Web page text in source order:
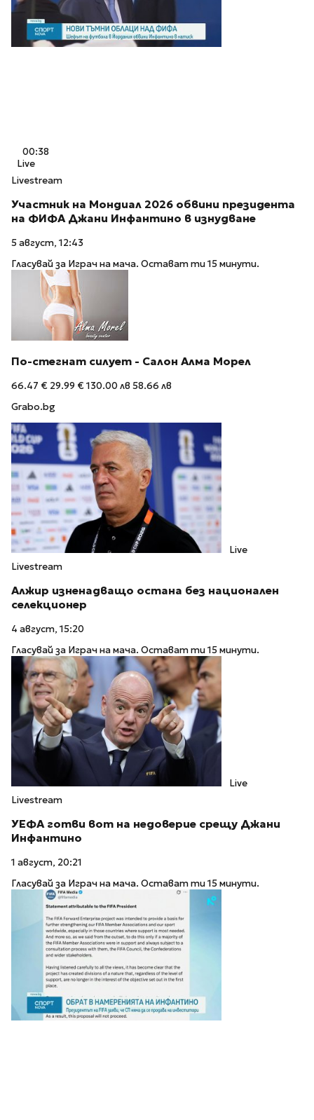
00:38
Live
Livestream
Участник на Мондиал 2026 обвини президента
на ФИФА Джани Инфантино в изнудване
5 август, 12:43
Гласувай за Играч на мача. Остават ти 15 минути.
По-стегнат силует - Салон Алма Морел
66.47 € 29.99 €130.00 лв 58.66 лв
Grabo.bg
Live
Livestream
Алжир изненадващо остана без национален
селекционер
4 август, 15:20
Гласувай за Играч на мача. Остават ти 15 минути.
Live
Livestream
УЕФА готви вот на недоверие срещу Джани
Инфантино
1 август, 20:21
Гласувай за Играч на мача. Остават ти 15 минути.